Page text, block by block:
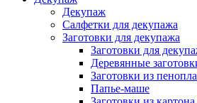
Декупаж
Салфетки для декупажа
Заготовки для декупажа
Заготовки для
Деревянные
Заготовки из
Папье-маше